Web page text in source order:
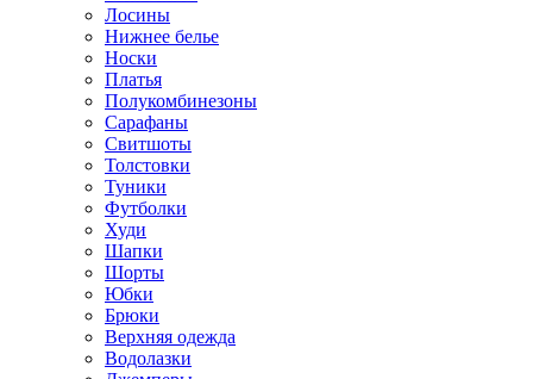
Лосины
Нижнее белье
Носки
Платья
Полукомбинезоны
Сарафаны
Свитшоты
Толстовки
Туники
Футболки
Худи
Шапки
Шорты
Юбки
Брюки
Верхняя одежда
Водолазки